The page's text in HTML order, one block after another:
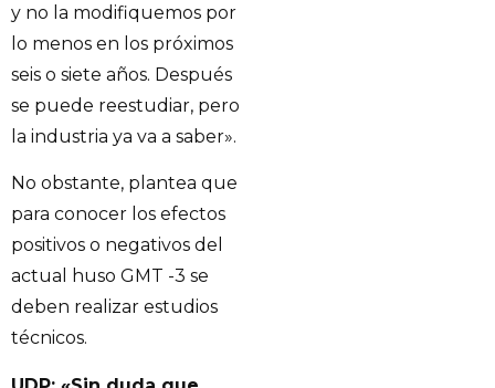
y no la modifiquemos por
lo menos en los próximos
seis o siete años. Después
se puede reestudiar, pero
la industria ya va a saber».
No obstante, plantea que
para conocer los efectos
positivos o negativos del
actual huso GMT -3 se
deben realizar estudios
técnicos.